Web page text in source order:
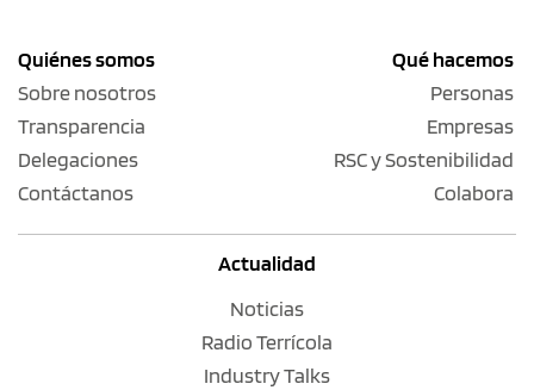
Quiénes somos
Sobre nosotros
Transparencia
Delegaciones
Contáctanos
Qué hacemos
Personas
Empresas
RSC y Sostenibilidad
Colabora
Actualidad
Noticias
Radio Terrícola
Industry Talks